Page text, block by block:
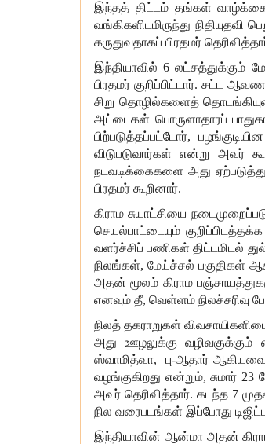
இந்தத் திட்டம் தங்கள்
வங்கிகளிடமிருந்து நிதியுதவி
கருதுவதாகப் பிரதமர்
இந்தியாவில் 6லட்சத்துக்கும்
பிரதமர் குறிப்பிட்டார். சட்ட
சிறு தொழில்களைத்
அட்டைகள் பொருளாதாரப்
பிற்படுத்தப்பட்டோர்,பழங்குடியின
விடுபடுவார்கள்
என்று அவர்
நடவடிக்கைகளை அது
பிரதமர் கூறினார்.
கிராம சுயாட்சியை
செயல்பாட்டையும் குறிப்பிடத்தக்க
வளர்ச்சிப் பணிகள் திட்டமிடல்
நிலங்கள், மேய்ச்சல் பகுதிகள்
அதன் மூலம் கிராம
எனவும் தீ, வெள்ளம் நிலச்சரிவு
நிலத் தகராறுகள்
அது
ஊழலுக்கு வழிவகுக்கும்
ஸ்வாமித்வா,பு-ஆதார்
வழங்குகிறது என்றும்,சுமார் 23
அவர் தெரிவித்தார். கடந்த 7
நில வரைபடங்கள் இப்போது
இந்தியாவின் ஆன்மா அதன்